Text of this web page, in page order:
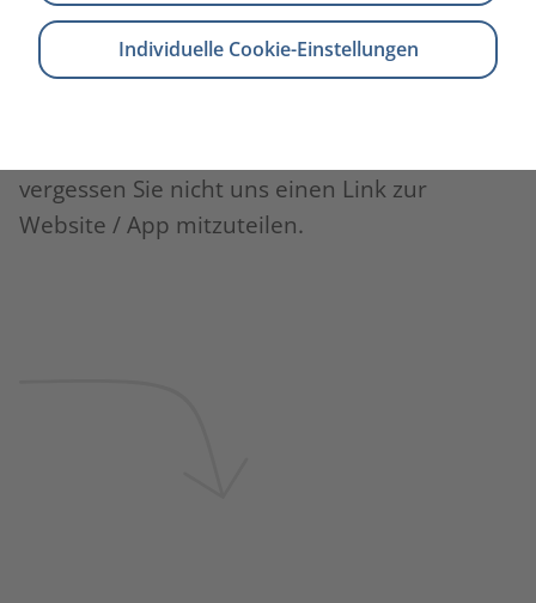
Unverbindlichanfragen
vergessen Sie nicht uns einen Link zur
Website / App mitzuteilen.
Individuelle Cookie-Einstellungen